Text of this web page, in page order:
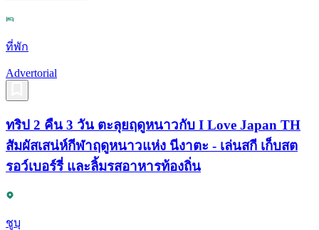
ที่พัก
Advertorial
ทริป 2 คืน 3 วัน ตะลุยฤดูหนาวกับ I Love Japan TH
สัมผัสเสน่ห์กีฬาฤดูหนาวแห่ง นีงาตะ - เล่นสกี เก็บสต
รอว์เบอร์รี่ และลิ้มรสอาหารท้องถิ่น
ชูบุ